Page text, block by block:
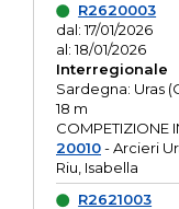
R2620003
dal: 17/01/2026
al: 18/01/2026
Interregionale
Sardegna: Uras
18 m
COMPETIZIONE
20010- Arcieri
Riu, Isabella
R2621003